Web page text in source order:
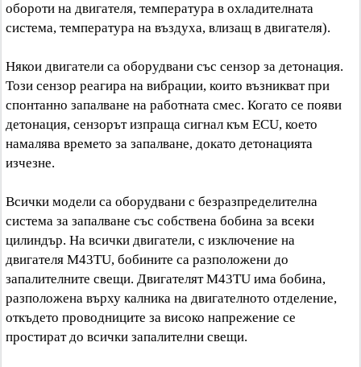
обороти на двигателя, температура в охладителната
система, температура на въздуха, влизащ в двигателя).
Някои двигатели са оборудвани със сензор за детонация.
Този сензор реагира на вибрации, които възникват при
спонтанно запалване на работната смес. Когато се появи
детонация, сензорът изпраща сигнал към ECU, което
намалява времето за запалване, докато детонацията
изчезне.
Всички модели са оборудвани с безразпределителна
система за запалване със собствена бобина за всеки
цилиндър. На всички двигатели, с изключение на
двигателя M43TU, бобините са разположени до
запалителните свещи. Двигателят M43TU има бобина,
разположена върху калника на двигателното отделение,
откъдето проводниците за високо напрежение се
простират до всички запалителни свещи.